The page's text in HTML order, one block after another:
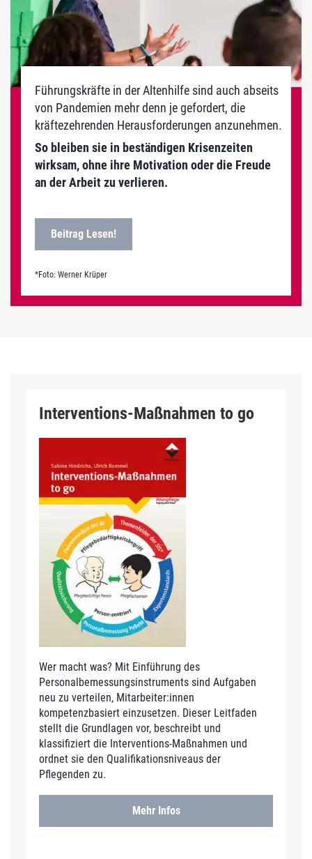
Führungskräfte in der Altenhilfe sind auch abseits
von Pandemien mehr denn je gefordert, die
kräftezehrenden Herausforderungen anzunehmen.
So bleiben sie in beständigen Krisenzeiten
wirksam, ohne ihre Motivation oder die Freude
an der Arbeit zu verlieren.
Beitrag Lesen!
*Foto: Werner Krüper
Interventions-Maßnahmen to go
Wer macht was? Mit Einführung des
Personalbemessungsinstruments sind Aufgaben
neu zu verteilen, Mitarbeiter:innen
kompetenzbasiert einzusetzen. Dieser Leitfaden
stellt die Grundlagen vor, beschreibt und
klassifiziert die Interventions-Maßnahmen und
ordnet sie den Qualifikationsniveaus der
Pflegenden zu.
Mehr Infos